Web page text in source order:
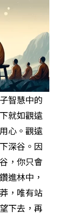
智慧中的
就如觀遠
心。觀遠
深谷。因
，你只會
進林中，
，唯有站
下去，再